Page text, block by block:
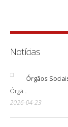
Notícias
Órgãos
Órgã...
2026-04-23